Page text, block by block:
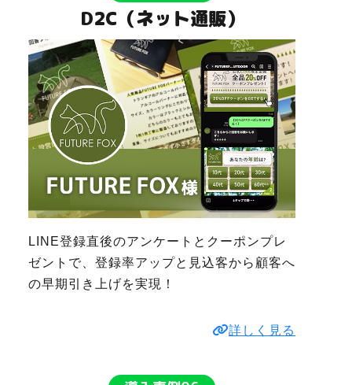
D2C（ネット通販）
LINE登録直後のアンケートとクーポンプレ
ゼントで、登録率アップと見込客から顧客へ
の早期引き上げを実現！
詳しく見る